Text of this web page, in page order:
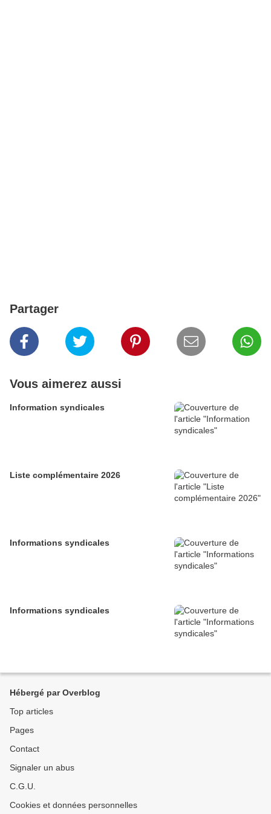
Partager
Vous aimerez aussi
Information syndicales
Liste complémentaire 2026
Informations syndicales
Informations syndicales
Hébergé par Overblog
Top articles
Pages
Contact
Signaler un abus
C.G.U.
Cookies et données personnelles